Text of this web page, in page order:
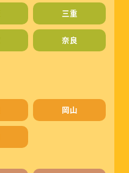
三重
奈良
岡山